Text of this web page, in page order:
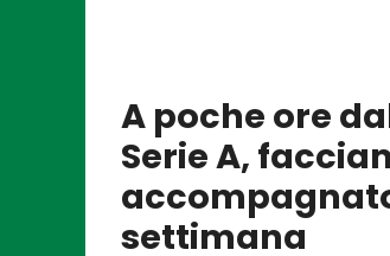
A poche ore
Serie A,
settimana